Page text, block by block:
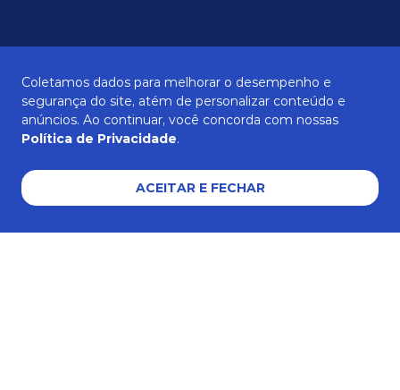
AJUDA E SUPORTE
Coletamos dados para melhorar o desempenho e
segurança do site, atém de personalizar conteúdo e
anúncios. Ao continuar, você concorda com nossas
Política de Privacidade.
ACEITAR E FECHAR